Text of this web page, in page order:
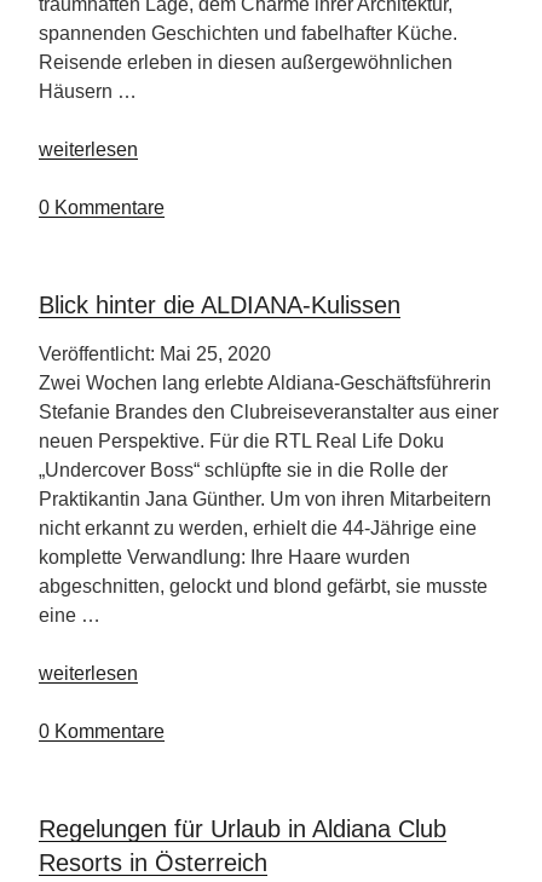
traumhaften Lage, dem Charme ihrer Architektur,
spannenden Geschichten und fabelhafter Küche.
Reisende erleben in diesen außergewöhnlichen
Häusern …
„Acht
Mitglieder
&
Châteaux“
weiterlesen
0 Kommentare
Blick hinter die ALDIANA-Kulissen
Veröffentlicht: Mai 25, 2020
Zwei Wochen lang erlebte Aldiana-Geschäftsführerin
Stefanie Brandes den Clubreiseveranstalter aus einer
neuen Perspektive. Für die RTL Real Life Doku
„Undercover Boss“ schlüpfte sie in die Rolle der
Praktikantin Jana Günther. Um von ihren Mitarbeitern
nicht erkannt zu werden, erhielt die 44-Jährige eine
komplette Verwandlung: Ihre Haare wurden
abgeschnitten, gelockt und blond gefärbt, sie musste
eine …
„Blick
die
weiterlesen
0 Kommentare
Regelungen für Urlaub in Aldiana Club
Resorts in Österreich